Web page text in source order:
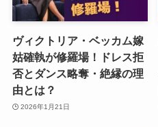
ヴィクトリア・ベッカム嫁
姑確執が修羅場！ドレス拒
否とダンス略奪・絶縁の理
由とは？
2026年1月21日